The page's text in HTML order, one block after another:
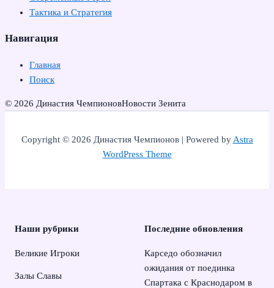
Тактика и Стратегия
Навигация
Главная
Поиск
© 2026 Династия ЧемпионовНовости Зенита
Copyright © 2026 Династия Чемпионов | Powered byAstra
WordPress Theme
Наши рубрики
Великие Игроки
Залы Славы
Последние обновления
Карседо обозначил
ожидания от поединка
Спартака с Краснодаром в